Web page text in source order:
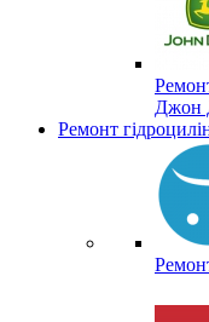
Джон
Ремонт